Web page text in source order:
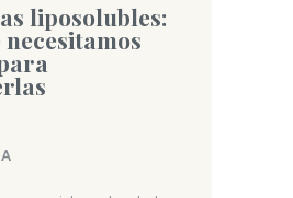
liposolubles: